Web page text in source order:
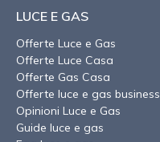
LUCE E GAS
Offerte Luce e Gas
Offerte Luce Casa
Offerte Gas Casa
Offerte luce e gas business
Opinioni Luce e Gas
Guide luce e gas